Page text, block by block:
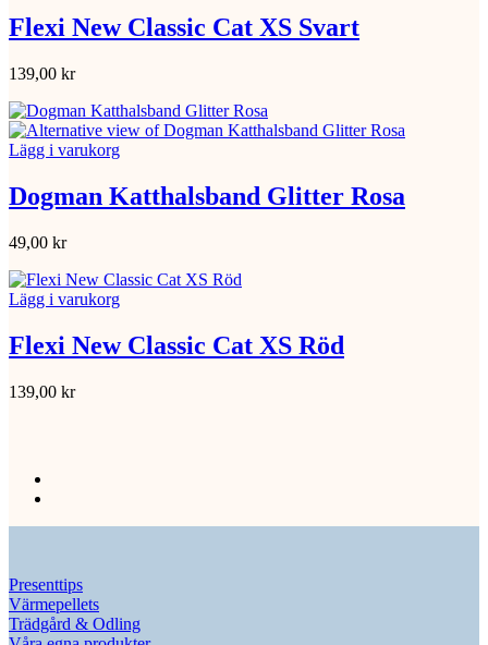
Flexi New Classic Cat XS Svart
139,00 kr
Lägg i varukorg
Dogman Katthalsband Glitter Rosa
49,00 kr
Lägg i varukorg
Flexi New Classic Cat XS Röd
139,00 kr
Presenttips
Värmepellets
Trädgård & Odling